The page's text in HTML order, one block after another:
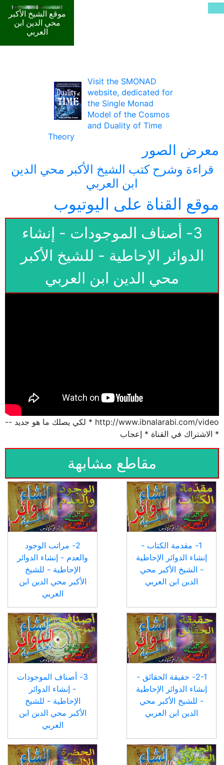
موقع الشيخ الأكبر
محي الدين ابن
العربي
Visit the SMONAD
website, dedicated for
the Single Monad
Model of the Cosmos
and Duality of Time
Theory
معرض الصور
قراءة وشرح كتب الشيخ الأكبر محي الدين
ابن العربي
موقع القناة على اليوتيوب
3- أصناف الموجودات - إنشاء
الدوائر الإحاطية - للشيخ الأكبر
محي الدين ابن العربي
http://www.ibnalarabi.com/video * لكي يصلك ما هو جديد --
* الاشتراك في القناة * إعجاب
مقاطع مشابهة
1- مقدمة الكتاب -
إنشاء الدوائر الإحاطية
- الشيخ الأكبر محي
الدين ابن العربي
2- مراتب الوجود
والعدم - إنشاء الدوائر
الإحاطية - للشيخ
الأكبر محي الدين ابن
العربي
2-1- حقيقة الحقائق -
إنشاء الدوائر الإحاطية
- للشيخ الأكبر محي
الدين ابن العربي
3- أصناف الموجودات
- إنشاء الدوائر
الإحاطية - للشيخ
الأكبر محي الدين ابن
العربي